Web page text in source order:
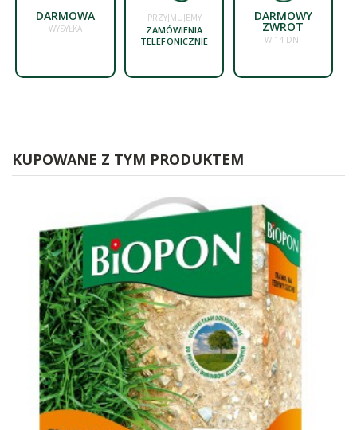
DARMOWA
WYSYŁKA
PRZYJMUJEMY
ZAMÓWIENIA
TELEFONICZNIE
DARMOWY
ZWROT
W 14 DNI
KUPOWANE Z TYM PRODUKTEM